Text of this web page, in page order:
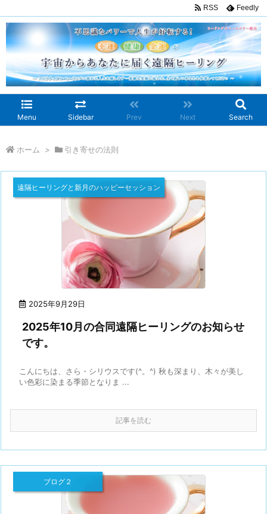
Menu Sidebar Prev Next Search
RSS Feedly
ホーム > 引き寄せの法則
2025年9月29日
遠隔ヒーリングと新月のハッピーセッション
2025年10月の合同遠隔ヒーリングのお知らせ
です。
こんにちは、さら・シリウスです(^。^) 秋も深まり、木々が美し
い色彩に染まる季節となりま ...
記事を読む
ブログ２